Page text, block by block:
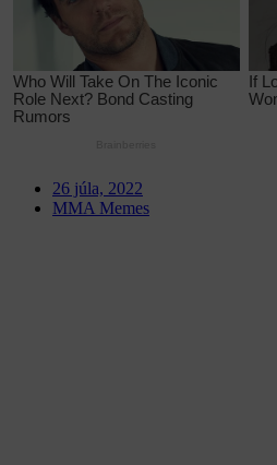
26 júla, 2022
MMA Memes